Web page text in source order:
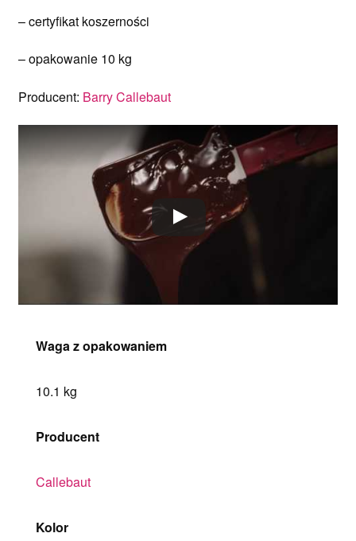
– certyfikat koszerności
– opakowanie 10 kg
Producent: Barry Callebaut
Waga z opakowaniem
10.1 kg
Producent
Callebaut
Kolor